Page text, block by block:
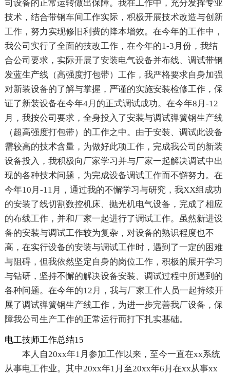
司设备的正常运转做出保障。我在工作中，充分发挥专业
技术，结合带钢车间工作实际，积极开展技术改造与创新
工作，努力实现修旧利费的降本增效。在今年的工作中，
我公司实行了全面的技改工作，在今年的1-3月份，我结
合公司要求，实际开展了安装电气设备并布线、调试带钢
发蓝生产线（高强度打包带）工作，我严格要求自身加强
对新装设备的了解与掌握，严谨的实施安装检修工作，保
证了新装设备在今年4月的正式调试成功。在今年8月-12
月，我按公司要求，全身投入了安装与调试弹簧钢生产线
（超高强度打包带）的工作之中。由于安装、调试此设备
需较高的技术含量，为做好此项工作，完成我公司的新装
设备投入，我积极向厂家学习并与厂家一起解决调试中出
现的各种技术问题，为完成设备调试工作而不懈努力。在
今年10月-11月，通过我的不懈学习与研究，我XX组成功
的安装了线切割数控机床、抛光机电气设备，完成了相应
的布线工作，并和厂家一起进行了调试工作。虽然新进设
备的安装与调试工作较为复杂，对设备的熟识程度也不
高，在实行设备的安装与调试工作时，遇到了一定的困难
与阻碍，但我依然坚定自身的岗位工作，积极的展开学习
与钻研，坚持不懈的解决设备安装、调试过程中所遇到的
各种问题。在今年的12月，我与厂家工作人员一起持续开
展了调试弹簧钢生产线工作，为进一步完善我厂设备，保
障我公司生产工作的正常运行而打下扎实基础。
电工技师工作总结15
本人自20xx年1月参加工作以来，至今一直在xx系统
从事电工作业。其中20xx年1月至20xx年6月在xx从事xx